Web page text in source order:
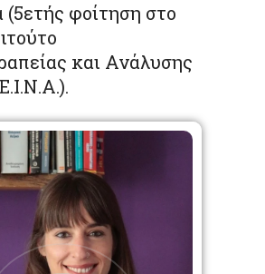
φοίτηση στο
και Ανάλυσης